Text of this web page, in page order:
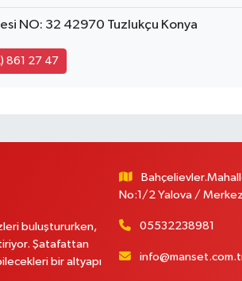
NO: 32 42970 Tuzlukçu Konya
861 27 47
buluştururken,
Şatafattan
bir altyapı
No:1/2 Yalova / Merkez
05532238981